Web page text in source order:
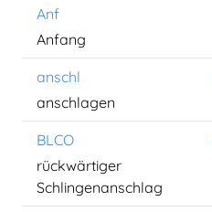
Anf
Anfang
anschl
anschlagen
BLCO
rückwärtiger
Schlingenanschlag